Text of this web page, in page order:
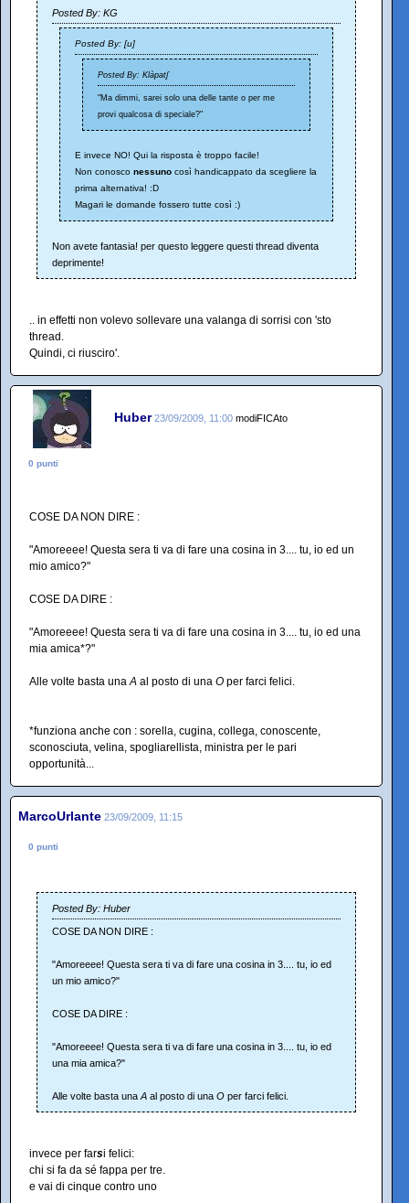
Posted By: KG
Posted By: [u]
Posted By: Klàpatʃ
"Ma dimmi, sarei solo una delle tante o per me
provi qualcosa di speciale?"
E invece NO! Qui la risposta è troppo facile!
Non conosco nessuno così handicappato da scegliere la
prima alternativa! :D
Magari le domande fossero tutte così :)
Non avete fantasia! per questo leggere questi thread diventa
deprimente!
.. in effetti non volevo sollevare una valanga di sorrisi con 'sto
thread.
Quindi, ci riusciro'.
Huber 23/09/2009, 11:00 modiFICAto
0 punti
COSE DA NON DIRE :
"Amoreeee! Questa sera ti va di fare una cosina in 3.... tu, io ed un
mio amico?"
COSE DA DIRE :
"Amoreeee! Questa sera ti va di fare una cosina in 3.... tu, io ed una
mia amica*?"
Alle volte basta una A al posto di una O per farci felici.
*funziona anche con : sorella, cugina, collega, conoscente,
sconosciuta, velina, spogliarellista, ministra per le pari
opportunità...
MarcoUrlante 23/09/2009, 11:15
0 punti
Posted By: Huber
COSE DA NON DIRE :
"Amoreeee! Questa sera ti va di fare una cosina in 3.... tu, io ed
un mio amico?"
COSE DA DIRE :
"Amoreeee! Questa sera ti va di fare una cosina in 3.... tu, io ed
una mia amica?"
Alle volte basta una A al posto di una O per farci felici.
invece per farsi felici:
chi si fa da sé fappa per tre.
e vai di cinque contro uno